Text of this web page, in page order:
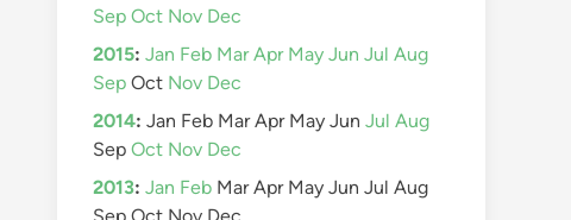
Sep Oct Nov Dec
2015: Jan Feb Mar Apr May Jun Jul Aug
Sep Oct Nov Dec
2014: Jan Feb Mar Apr May Jun Jul Aug
Sep Oct Nov Dec
2013: Jan Feb Mar Apr May Jun Jul Aug